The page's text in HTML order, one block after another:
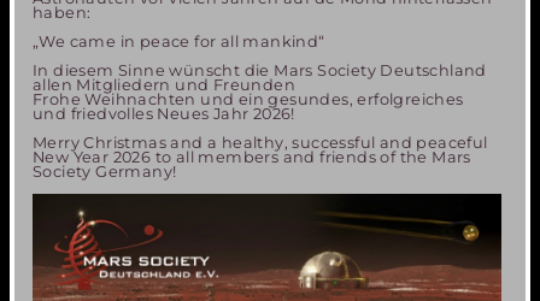
haben:
„We came in peace for all mankind“
In diesem Sinne wünscht die Mars Society Deutschland
allen Mitgliedern und Freunden
Frohe Weihnachten und ein gesundes, erfolgreiches
und friedvolles Neues Jahr 2026!
Merry Christmas and a healthy, successful and peaceful
New Year 2026 to all members and friends of the Mars
Society Germany!